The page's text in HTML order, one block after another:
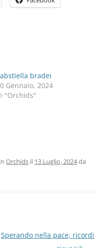
bradei
Gennaio, 2024
"Orchids"
Orchids il 13 Luglio, 2024da
Sperando nella pace, ricordi